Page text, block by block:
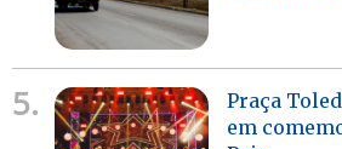
5.
Praça
em